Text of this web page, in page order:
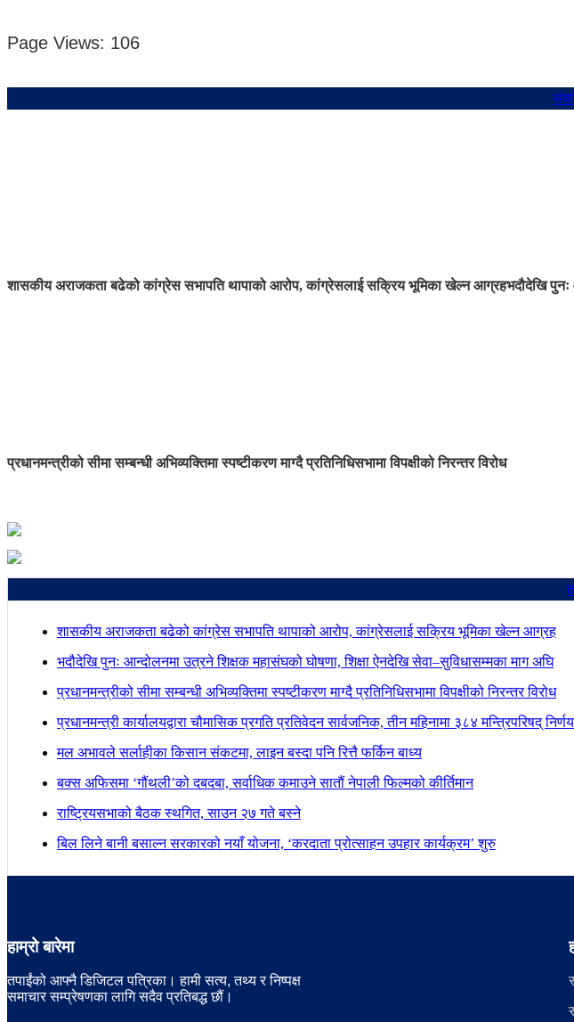
Page Views: 106
शासकीय अराजकता बढेको कांग्रेस सभापति थापाको आरोप, कांग्रेसलाई सक्रिय भूमिका खेल्न आग्रहभदौदेखि पुनः
प्रधानमन्त्रीको सीमा सम्बन्धी अभिव्यक्तिमा स्पष्टीकरण माग्दै प्रतिनिधिसभामा विपक्षीको निरन्तर विरोध
शासकीय अराजकता बढेको कांग्रेस सभापति थापाको आरोप, कांग्रेसलाई सक्रिय भूमिका खेल्न आग्रह
भदौदेखि पुनः आन्दोलनमा उत्रने शिक्षक महासंघको घोषणा, शिक्षा ऐनदेखि सेवा–सुविधासम्मका माग अघि
प्रधानमन्त्रीको सीमा सम्बन्धी अभिव्यक्तिमा स्पष्टीकरण माग्दै प्रतिनिधिसभामा विपक्षीको निरन्तर विरोध
प्रधानमन्त्री कार्यालयद्वारा चौमासिक प्रगति प्रतिवेदन सार्वजनिक, तीन महिनामा ३८४ मन्त्रिपरिषद् निर्णय
मल अभावले सर्लाहीका किसान संकटमा, लाइन बस्दा पनि रित्तै फर्किन बाध्य
बक्स अफिसमा ‘गौंथली’को दबदबा, सर्वाधिक कमाउने सातौं नेपाली फिल्मको कीर्तिमान
राष्ट्रियसभाको बैठक स्थगित, साउन २७ गते बस्ने
बिल लिने बानी बसाल्न सरकारको नयाँ योजना, ‘करदाता प्रोत्साहन उपहार कार्यक्रम’ शुरु
हाम्रो बारेमा
तपाईंको आफ्नै डिजिटल पत्रिका। हामी सत्य, तथ्य र निष्पक्ष
समाचार सम्प्रेषणका लागि सदैव प्रतिबद्ध छौं।